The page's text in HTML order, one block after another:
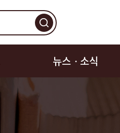
뉴스ㆍ소식